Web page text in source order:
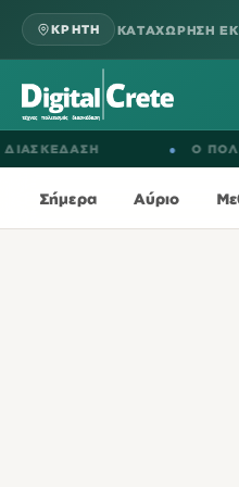
ΚΡΗΤΗ ΚΑΤΑΧΩΡΗΣΗ
Ο
Σήμερα Αύριο